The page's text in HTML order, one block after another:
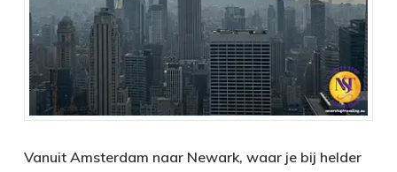
Vanuit Amsterdam naar Newark, waar je bij helder